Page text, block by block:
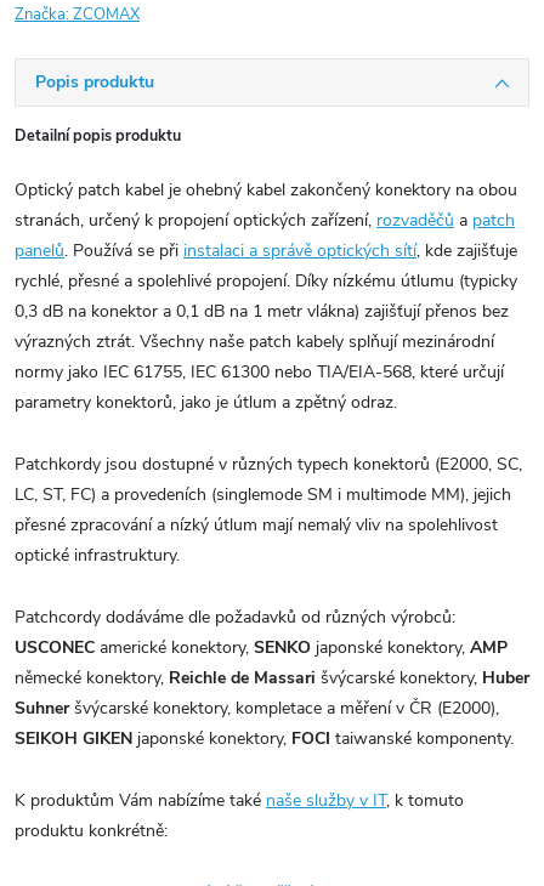
Značka:ZCOMAX
Popis produktu
Detailní popis produktu
Optický patch kabel je ohebný kabel zakončený konektory na obou
stranách, určený k propojení optických zařízení, rozvaděčů a patch
panelů. Používá se při instalaci a správě optických sítí, kde zajišťuje
rychlé, přesné a spolehlivé propojení. Díky nízkému útlumu (typicky
0,3 dB na konektor a 0,1 dB na 1 metr vlákna) zajišťují přenos bez
výrazných ztrát. Všechny naše patch kabely splňují mezinárodní
normy jako IEC 61755, IEC 61300 nebo TIA/EIA-568, které určují
parametry konektorů, jako je útlum a zpětný odraz.
Patchkordy jsou dostupné v různých typech konektorů (E2000, SC,
LC, ST, FC) a provedeních (singlemode SM i multimode MM), jejich
přesné zpracování a nízký útlum mají nemalý vliv na spolehlivost
optické infrastruktury.
Patchcordy dodáváme dle požadavků od různých výrobců:
USCONEC americké konektory, SENKO japonské konektory, AMP
německé konektory, Reichle de Massari švýcarské konektory, Huber
Suhneršvýcarské konektory, kompletace a měření v ČR (E2000),
SEIKOH GIKEN japonské konektory, FOCI taiwanské komponenty.
K produktům Vám nabízíme také naše služby v IT, k tomuto
produktu konkrétně: